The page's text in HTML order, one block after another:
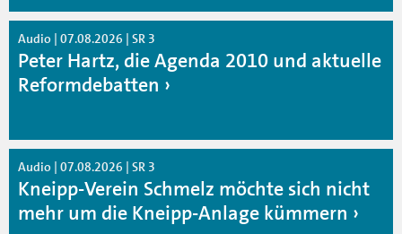
Audio | 07.08.2026 | SR 3
Peter Hartz, die Agenda 2010 und aktuelle
Reformdebatten
Audio | 07.08.2026 | SR 3
Kneipp-Verein Schmelz möchte sich nicht
mehr um die Kneipp-Anlage kümmern